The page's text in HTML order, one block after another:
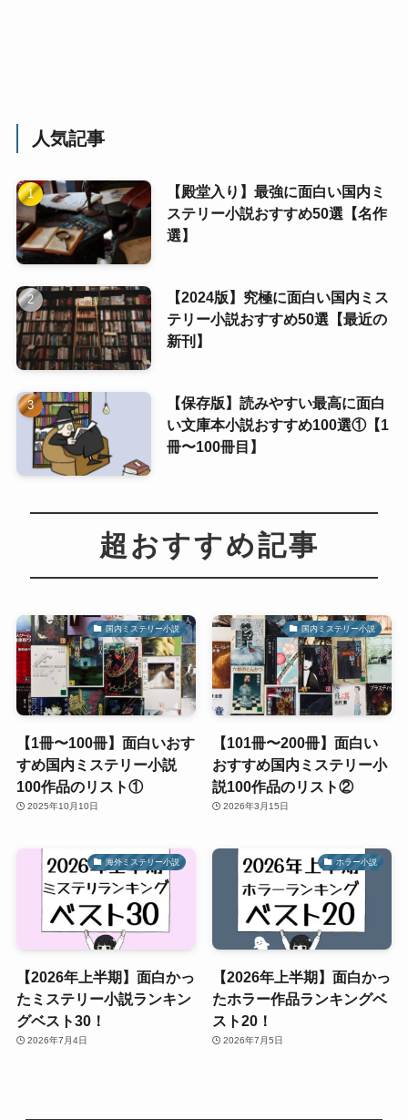
人気記事
【殿堂入り】最強に面白い国内ミ
ステリー小説おすすめ50選【名作
選】
【2024版】究極に面白い国内ミス
テリー小説おすすめ50選【最近の
新刊】
【保存版】読みやすい最高に面白
い文庫本小説おすすめ100選①【1
冊〜100冊目】
超おすすめ記事
国内ミステリー小説
【1冊〜100冊】面白いおす
すめ国内ミステリー小説
100作品のリスト①
2025年10月10日
国内ミステリー小説
【101冊〜200冊】面白い
おすすめ国内ミステリー小
説100作品のリスト②
2026年3月15日
海外ミステリー小説
【2026年上半期】面白かっ
たミステリー小説ランキン
グベスト30！
2026年7月4日
ホラー小説
【2026年上半期】面白かっ
たホラー作品ランキングベ
スト20！
2026年7月5日